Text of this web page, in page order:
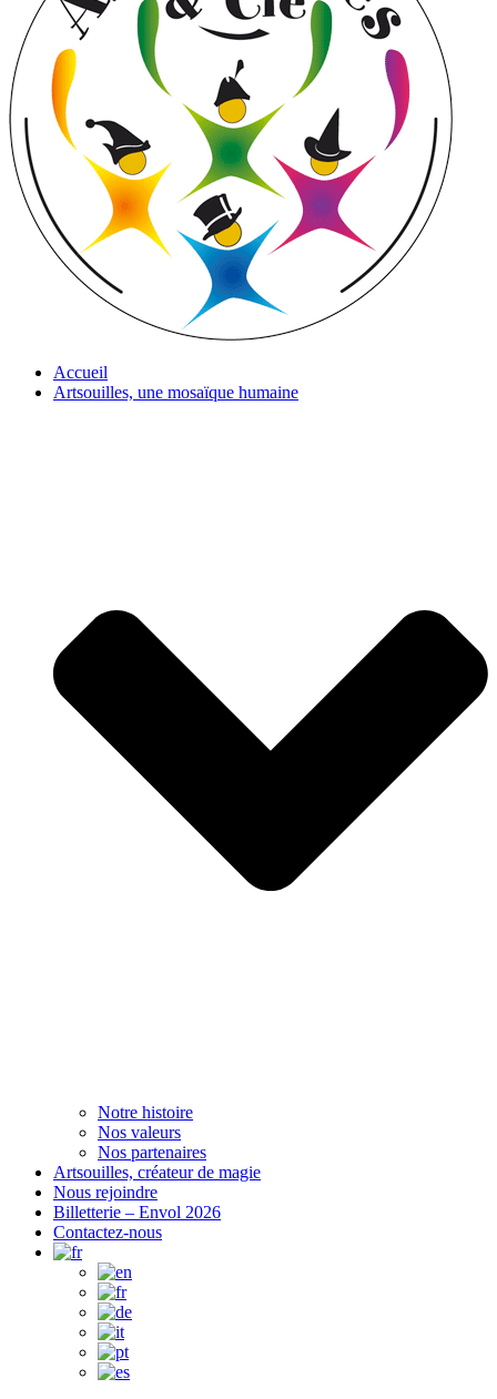
Accueil
Artsouilles, une mosaïque humaine
Notre histoire
Nos valeurs
Nos partenaires
Artsouilles, créateur de magie
Nous rejoindre
Billetterie – Envol 2026
Contactez-nous